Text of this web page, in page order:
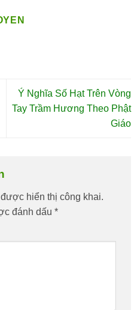
Ý Nghĩa Số Hạt Trên Vòng
Tay Trầm Hương Theo Phật
Giáo
hiển thị công khai.
đánh dấu *